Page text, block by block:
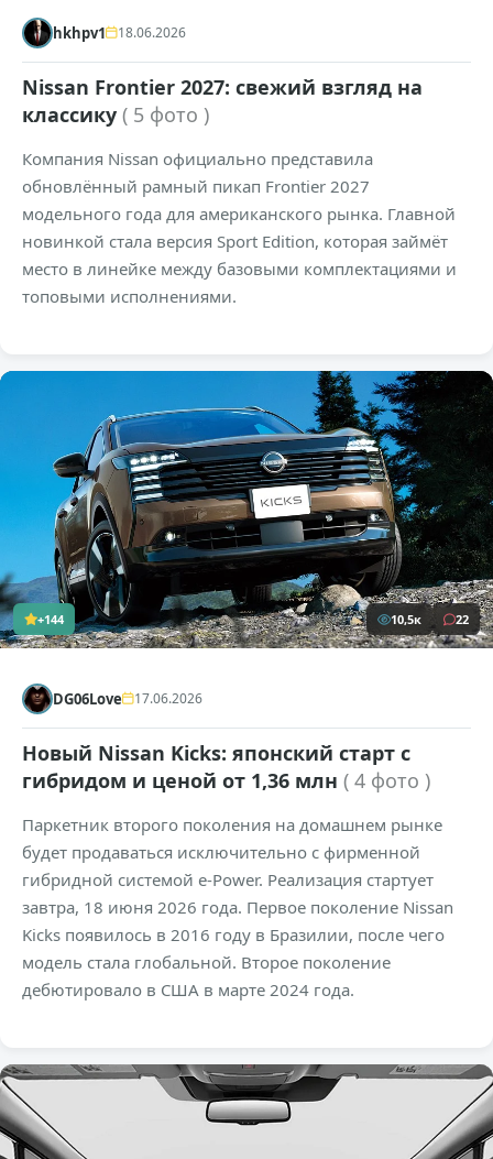
hkhpv1 18.06.2026
Nissan Frontier 2027: свежий взгляд на
классику ( 5 фото )
Компания Nissan официально представила
обновлённый рамный пикап Frontier 2027
модельного года для американского рынка. Главной
новинкой стала версия Sport Edition, которая займёт
место в линейке между базовыми комплектациями и
топовыми исполнениями.
+144 10,5к 22
DG06Love 17.06.2026
Новый Nissan Kicks: японский старт с
гибридом и ценой от 1,36 млн ( 4 фото )
Паркетник второго поколения на домашнем рынке
будет продаваться исключительно с фирменной
гибридной системой e-Power. Реализация стартует
завтра, 18 июня 2026 года. Первое поколение Nissan
Kicks появилось в 2016 году в Бразилии, после чего
модель стала глобальной. Второе поколение
дебютировало в США в марте 2024 года.